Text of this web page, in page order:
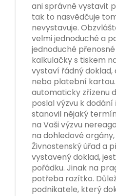
ani správně vystavit
tak to nasvědčuje
nevystavuje.
velmi jednoduché a
jednoduché
kalkulačky s tiskem
vystaví řádný
nebo platební
automaticky zřízenu
poslal výzvu k
stanovil nějaký
na Vaši výzvu
na dohledové
Živnostenský úřad a
vystavený doklad,
pořádku. Jinak na
potřeba razítko.
podnikatele, který